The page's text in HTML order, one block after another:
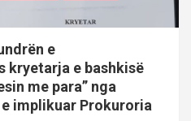
e
kryetarja e bashkisë
me para” nga
e implikuar Prokuroria